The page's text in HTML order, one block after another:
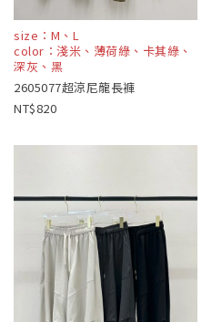
size：M、L
color：淺米、薄荷綠、卡其綠、
深灰、黑
2605077超涼尼龍長褲
820